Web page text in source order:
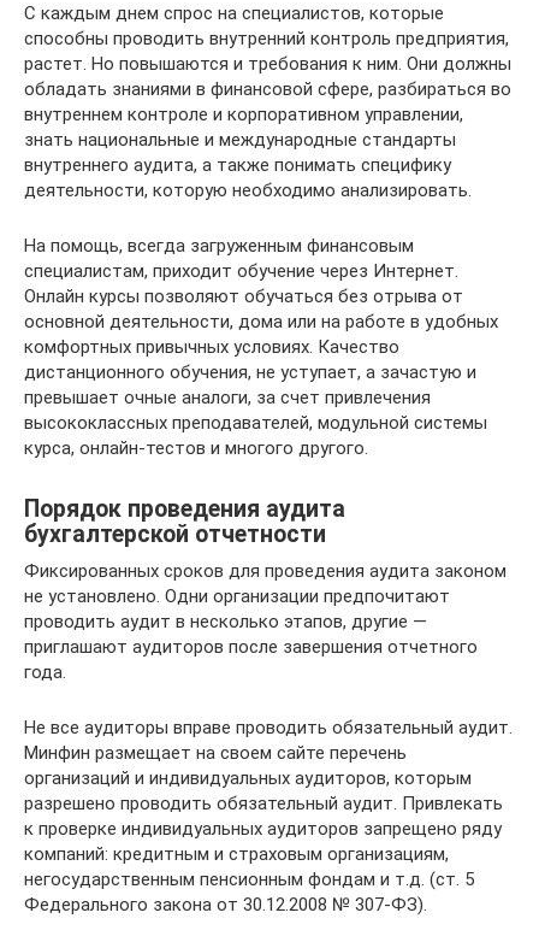
С каждым днем спрос на специалистов, которые
способны проводить внутренний контроль предприятия,
растет. Но повышаются и требования к ним. Они должны
обладать знаниями в финансовой сфере, разбираться во
внутреннем контроле и корпоративном управлении,
знать национальные и международные стандарты
внутреннего аудита, а также понимать специфику
деятельности, которую необходимо анализировать.
На помощь, всегда загруженным финансовым
специалистам, приходит обучение через Интернет.
Онлайн курсы позволяют обучаться без отрыва от
основной деятельности, дома или на работе в удобных
комфортных привычных условиях. Качество
дистанционного обучения, не уступает, а зачастую и
превышает очные аналоги, за счет привлечения
высококлассных преподавателей, модульной системы
курса, онлайн-тестов и многого другого.
Порядок проведения аудита
бухгалтерской отчетности
Фиксированных сроков для проведения аудита законом
не установлено. Одни организации предпочитают
проводить аудит в несколько этапов, другие —
приглашают аудиторов после завершения отчетного
года.
Не все аудиторы вправе проводить обязательный аудит.
Минфин размещает на своем сайте перечень
организаций и индивидуальных аудиторов, которым
разрешено проводить обязательный аудит. Привлекать
к проверке индивидуальных аудиторов запрещено ряду
компаний: кредитным и страховым организациям,
негосударственным пенсионным фондам и т.д. (ст. 5
Федерального закона от 30.12.2008 № 307-ФЗ).